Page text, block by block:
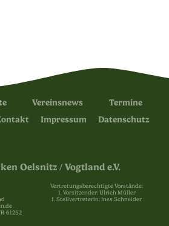
Vereinsnews
Termine
Impressum Datenschutz
Oelsnitz / Vogtland e.V.
61252
Vertretungsberechtigte Vorstände:
1. Vorsitzender: Ulrich Müller
1. Stellvertreterin: Ines Schneider